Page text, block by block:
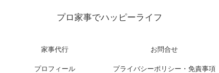
プロ家事でハッピーライフ
家事代行 お問合せ
プロフィール プライバシーポリシー・免責事項